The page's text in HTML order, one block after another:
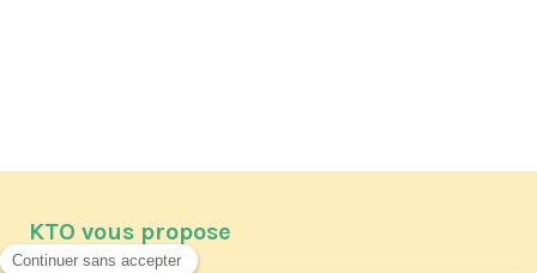
KTO vous propose